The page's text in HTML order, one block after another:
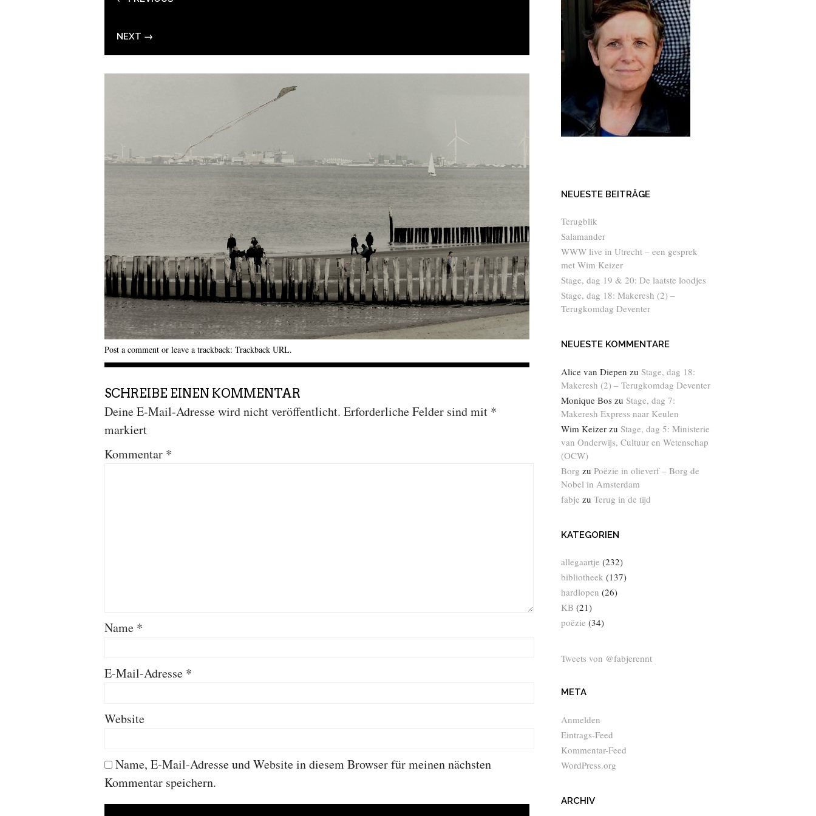
NEXT →
Post a comment or leave a trackback: Trackback URL.
SCHREIBE EINEN KOMMENTAR
Deine E-Mail-Adresse wird nicht veröffentlicht. Erforderliche Felder sind mit *
markiert
Kommentar *
Name *
E-Mail-Adresse *
Website
Name, E-Mail-Adresse und Website in diesem Browser für meinen nächsten
Kommentar speichern.
NEUESTE BEITRÄGE
Terugblik
Salamander
WWW live in Utrecht – een gesprek
met Wim Keizer
Stage, dag 19 & 20: De laatste loodjes
Stage, dag 18: Makeresh (2) –
Terugkomdag Deventer
NEUESTE KOMMENTARE
Alice van Diepen zu Stage, dag 18:
Makeresh (2) – Terugkomdag Deventer
Monique Bos zu Stage, dag 7:
Makeresh Express naar Keulen
Wim Keizer zu Stage, dag 5: Ministerie
van Onderwijs, Cultuur en Wetenschap
(OCW)
Borg zu Poëzie in olieverf – Borg de
Nobel in Amsterdam
fabje zu Terug in de tijd
KATEGORIEN
allegaartje (232)
bibliotheek (137)
hardlopen (26)
KB (21)
poëzie (34)
Tweets von @fabjerennt
META
Anmelden
Eintrags-Feed
Kommentar-Feed
WordPress.org
ARCHIV